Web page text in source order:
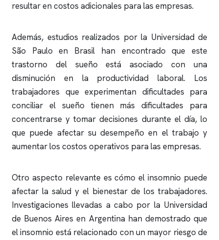
resultar en costos adicionales para las empresas.
Además, estudios realizados por la Universidad de
São Paulo en Brasil han encontrado que este
trastorno del sueño está asociado con una
disminución en la productividad laboral. Los
trabajadores que experimentan dificultades para
conciliar el sueño tienen más dificultades para
concentrarse y tomar decisiones durante el día, lo
que puede afectar su desempeño en el trabajo y
aumentar los costos operativos para las empresas.
Otro aspecto relevante es cómo elinsomnio puede
afectar la salud y el bienestar de los trabajadores.
Investigaciones llevadas a cabo por la Universidad
de Buenos Aires en Argentina han demostrado que
elinsomnio está relacionado con un mayor riesgo de